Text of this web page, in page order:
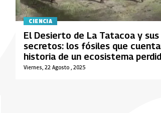
CIENCIA
Viernes, 22 Agosto , 2025
El Desierto de La Tatacoa y sus
secretos: los fósiles que
historia de un ecosistema